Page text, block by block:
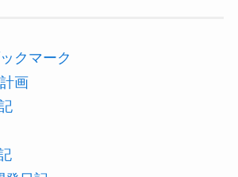
クマーク
画